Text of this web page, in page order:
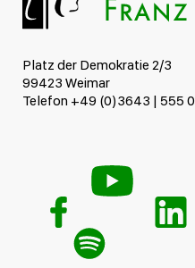
Platz der Demokratie 2/3
99423 Weimar
Telefon +49 (0)3643 | 555 0